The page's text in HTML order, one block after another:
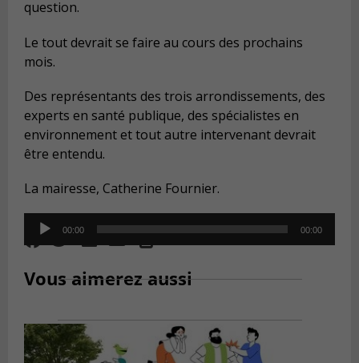
question.
Le tout devrait se faire au cours des prochains
mois.
Des représentants des trois arrondissements, des
experts en santé publique, des spécialistes en
environnement et tout autre intervenant devrait
être entendu.
La mairesse, Catherine Fournier.
Audio
Player
00:00 00:00
Vous aimerez aussi